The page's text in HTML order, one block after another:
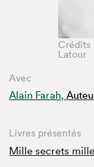
Avec
Alain Farah,
Crédits
Latour
Livres présentés
Mille secrets